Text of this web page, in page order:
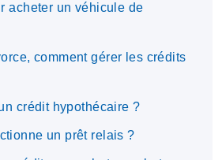
acheter un véhicule de
comment gérer les crédits
crédit hypothécaire ?
un prêt relais ?